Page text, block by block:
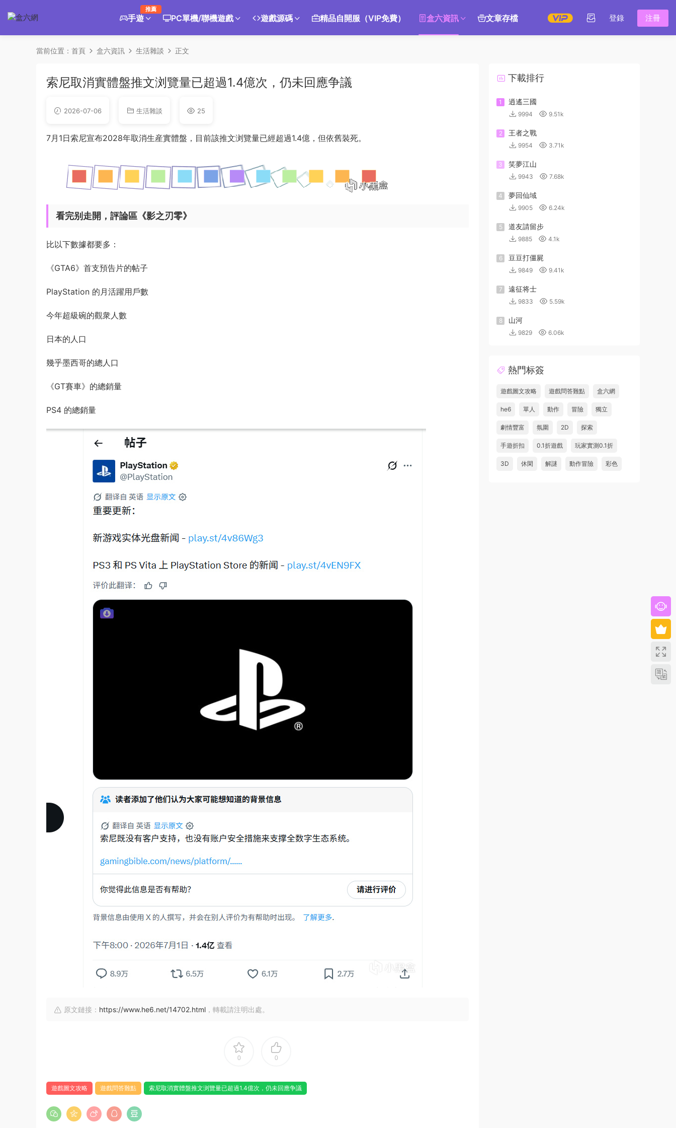
手遊
推薦
PC單機/聯機遊戲 遊戲源碼 精品自開服（VIP免費） 盒六資訊 文章存檔 登錄 注冊
當前位置： 首頁 盒六資訊 生活雜談 正文
索尼取消實體盤推文浏覽量已超過1.4億次，仍未回應争議
2026-07-06 生活雜談 25
7月1日索尼宣布2028年取消生産實體盤，目前該推文浏覽量已經超過1.4億，但依舊裝死。
看完别走開，評論區《影之刃零》
比以下數據都要多：
《GTA6》首支預告片的帖子
PlayStation 的月活躍用戶數
今年超級碗的觀衆人數
日本的人口
幾乎墨西哥的總人口
《GT賽車》的總銷量
PS4 的總銷量
原文鏈接： https://www.he6.net/14702.html ，轉載請注明出處。
0 0
遊戲圖文攻略 遊戲問答難點 索尼取消實體盤推文浏覽量已超過1.4億次，仍未回應争議
下載排行
1 逍遙三國
9994 9.51k
2 王者之戰
9954 3.71k
3 笑夢江山
9943 7.68k
4 夢回仙域
9905 6.24k
5 道友請留步
9885 4.1k
6 豆豆打僵屍
9849 9.41k
7 遠征将士
9833 5.59k
8 山河
9829 6.06k
熱門标簽
遊戲圖文攻略 遊戲問答難點 盒六網
he6 單人 動作 冒險 獨立
劇情豐富 氛圍 2D 探索
手遊折扣 0.1折遊戲 玩家實測0.1折
3D 休閑 解謎 動作冒險 彩色